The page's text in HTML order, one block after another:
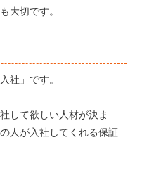
大切です。
社」です。
して欲しい人材が決ま
人が入社してくれる保証